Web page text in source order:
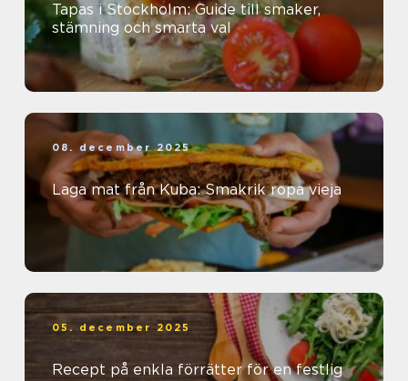
Tapas i Stockholm: Guide till smaker,
stämning och smarta val
08. december 2025
Laga mat från Kuba: Smakrik ropa vieja
05. december 2025
Recept på enkla förrätter för en festlig